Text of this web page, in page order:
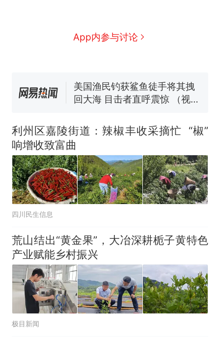
App内参与讨论
人生
费大厨“全国小炒肉大王”称
号，仅凭视频评出？中国烹饪
140多朵
美国渔民钓获鲨鱼徒手将其拽
回大海 目击者直呼震惊 （视频
官方通报
制裁瓜子饺子，美国怕什
么？
利州区嘉陵街道：辣椒丰收采摘忙 “椒”
响增收致富曲
四川民生信息
荒山结出“黄金果”，大冶深耕栀子黄特色
产业赋能乡村振兴
极目新闻